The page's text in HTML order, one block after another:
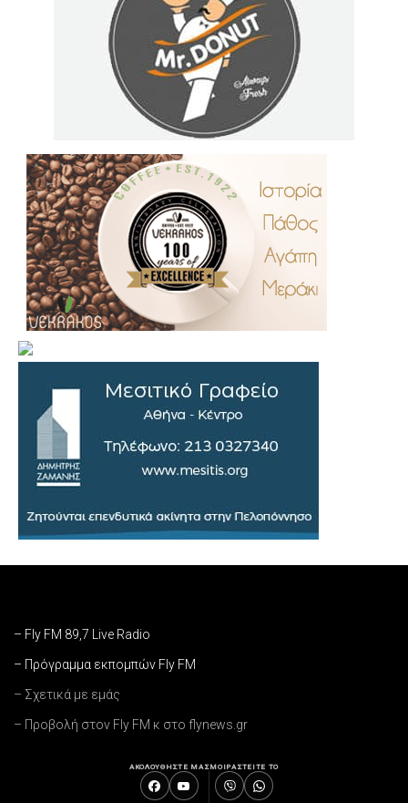
– Fly FM 89,7 Live Radio
– Πρόγραμμα εκπομπών Fly FM
– Σχετικά με εμάς
– Προβολή στον Fly FM κ στο flynews.gr
ΑΚΟΛΟΥΘΗΣΤΕ ΜΑΣΜΟΙΡΑΣΤΕΙΤΕ ΤΟ